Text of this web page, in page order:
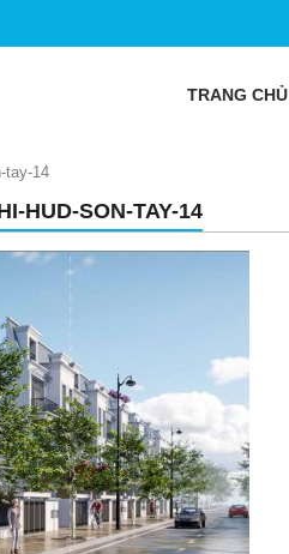
TRANG CHỦ
tay-14
HUD-SON-TAY-14